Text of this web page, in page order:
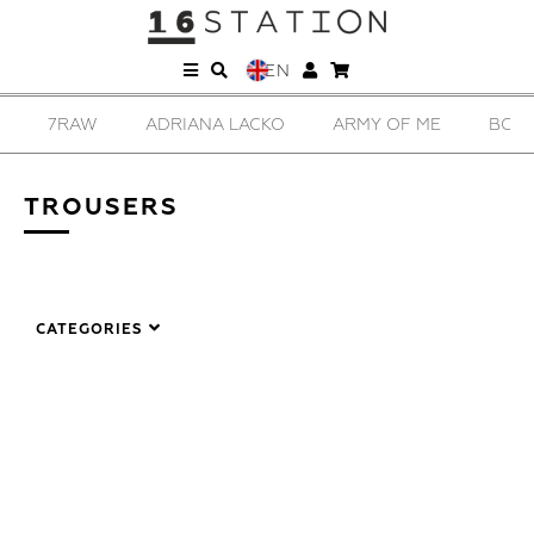
EN
7RAW ADRIANA LACKO ARMY OF ME BORIS
TROUSERS
CATEGORIES